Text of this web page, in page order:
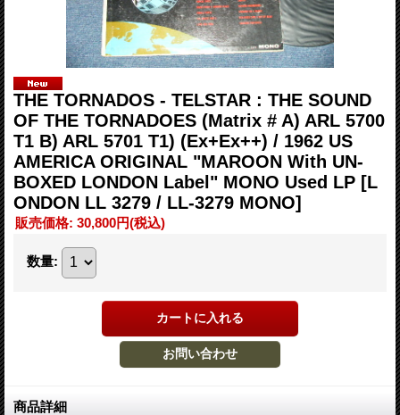
THE TORNADOS - TELSTAR : THE SOUND
OF THE TORNADOES (Matrix # A) ARL 5700
T1 B) ARL 5701 T1) (Ex+Ex++) / 1962 US
AMERICA ORIGINAL "MAROON With UN-
BOXED LONDON Label" MONO Used LP [L
ONDON LL 3279 / LL-3279 MONO]
販売価格: 30,800円(税込)
数量:
商品詳細